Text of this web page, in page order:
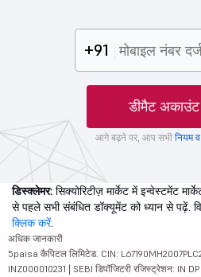
+91
डीमैट
आगे बढ़ने पर, आप सभी नियम व
डिस्क्लेमर: सिक्योरिटीज़ मार्केट में इन्वेस्टमेंट
से पहले सभी संबंधित डॉक्यूमेंट को ध्यान से पढ़ें.
क्लिक करें.
अधिक जानकारी
5paisa कैपिटल लिमिटेड. CIN:
INZ000010231 | SEBI डिपॉजिटरी रजिस्ट्रेशन: IN